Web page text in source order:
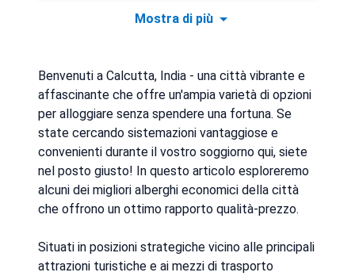
Mostra di più
Benvenuti a Calcutta, India - una città vibrante e
affascinante che offre un'ampia varietà di opzioni
per alloggiare senza spendere una fortuna. Se
state cercando sistemazioni vantaggiose e
convenienti durante il vostro soggiorno qui, siete
nel posto giusto! In questo articolo esploreremo
alcuni dei migliori alberghi economici della città
che offrono un ottimo rapporto qualità-prezzo.
Situati in posizioni strategiche vicino alle principali
attrazioni turistiche e ai mezzi di trasporto